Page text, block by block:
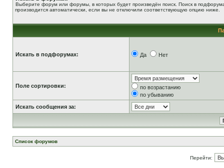
Выберите форум или форумы, в которых будет произведён поиск. Поиск в
производится автоматически, если вы не отключили соответствующую опцию ниже.
Искать в подфорумах: Да Нет
Поле сортировки:
по возрастанию
по убыванию
Искать сообщения за:
Список форумов
Перейти: